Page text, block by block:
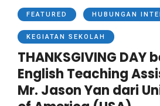
FEATURED HUBUNGAN
KEGIATAN SEKOLAH
THANKSGIVING DAY
English Teaching
Mr. Jason Yan dari